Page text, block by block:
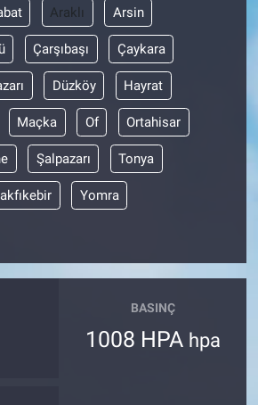
Araklı Arsin
Çarşıbaşı Çaykara
Düzköy Hayrat
Maçka Of Ortahisar
Şalpazarı Tonya
Yomra
BASINÇ
1008 HPA hpa